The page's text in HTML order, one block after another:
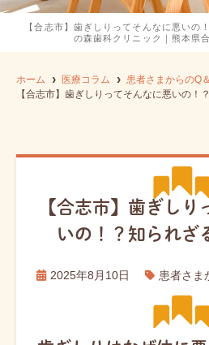
【合志市】歯ぎしりってそんなに悪いの
の森歯科クリニック｜熊本県
ホーム 医療コラム
患者さまからのQ
【合志市】歯ぎしりってそんなに悪いの！
【合志市】歯ぎしり
いの！？知られざ
2025年8月10日 患者さま